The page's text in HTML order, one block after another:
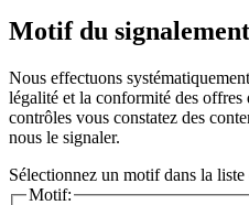
Motif du signalement
Nous effectuons
légalité et la conformité des
contrôles vous constatez des
nous le signaler.
Sélectionnez un motif dans la liste
Motif: